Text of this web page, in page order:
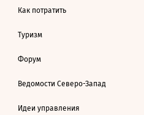
Как потратить
Туризм
Форум
Ведомости Северо-Запад
Идеи управления